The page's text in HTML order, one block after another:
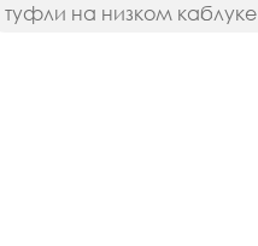
туфли на низком каблуке